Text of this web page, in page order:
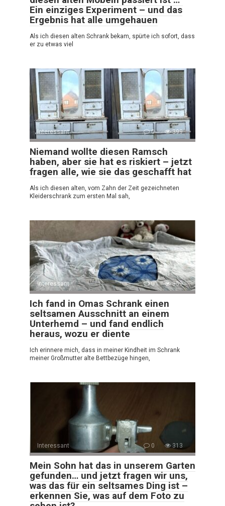
Ein einziges Experiment – und das
Ergebnis hat alle umgehauen
Als ich diesen alten Schrank bekam, spürte ich sofort, dass
er zu etwas viel
Interessant 0 399
Niemand wollte diesen Ramsch
haben, aber sie hat es riskiert – jetzt
fragen alle, wie sie das geschafft hat
Als ich diesen alten, vom Zahn der Zeit gezeichneten
Kleiderschrank zum ersten Mal sah,
Interessant 0 359
Ich fand in Omas Schrank einen
seltsamen Ausschnitt an einem
Unterhemd – und fand endlich
heraus, wozu er diente
Ich erinnere mich, dass in meiner Kindheit im Schrank
meiner Großmutter alte Bettbezüge hingen,
Interessant 0 313
Mein Sohn hat das in unserem Garten
gefunden… und jetzt fragen wir uns,
was das für ein seltsames Ding ist –
erkennen Sie, was auf dem Foto zu